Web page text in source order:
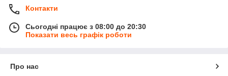
Контакти
Сьогодні працює з 08:00 до 20:30
Показати весь графік роботи
Про нас